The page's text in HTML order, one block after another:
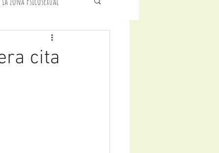
Psicología Infantil
cita